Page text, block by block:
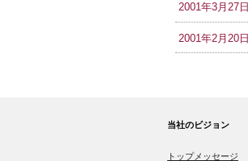
2001年3月27日
2001年2月20日
当社のビジョン
トップメッセージ